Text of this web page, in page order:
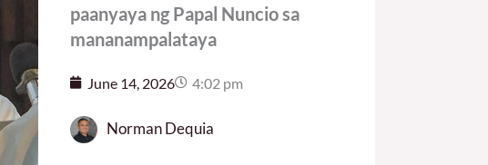
paanyaya ng Papal Nuncio sa
mananampalataya
June 14, 2026 4:02 pm
Norman Dequia